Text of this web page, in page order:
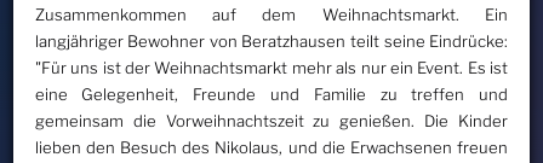
Zusammenkommen auf dem Weihnachtsmarkt. Ein
langjähriger Bewohner von Beratzhausen teilt seine Eindrücke:
"Für uns ist der Weihnachtsmarkt mehr als nur ein Event. Es ist
eine Gelegenheit, Freunde und Familie zu treffen und
gemeinsam die Vorweihnachtszeit zu genießen. Die Kinder
lieben den Besuch des Nikolaus, und die Erwachsenen freuen